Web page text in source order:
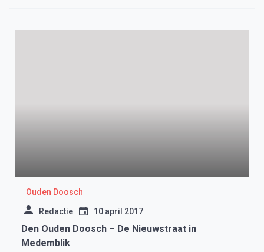
Ouden Doosch
Redactie 10 april 2017
Den Ouden Doosch – De Nieuwstraat in
Medemblik